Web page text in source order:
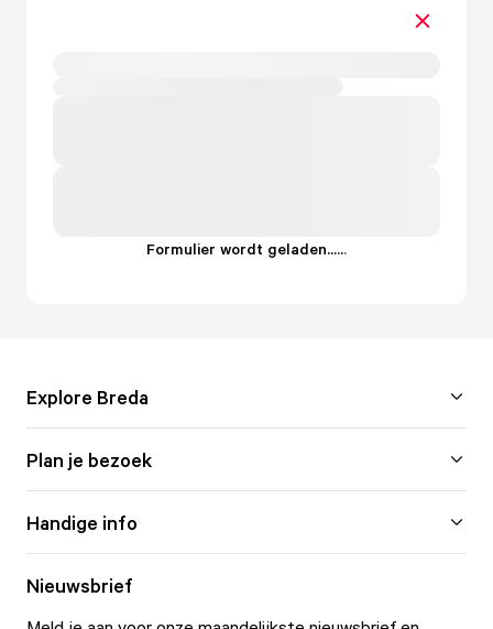
Formulier wordt geladen......
Explore Breda
Plan je bezoek
Handige info
Nieuwsbrief